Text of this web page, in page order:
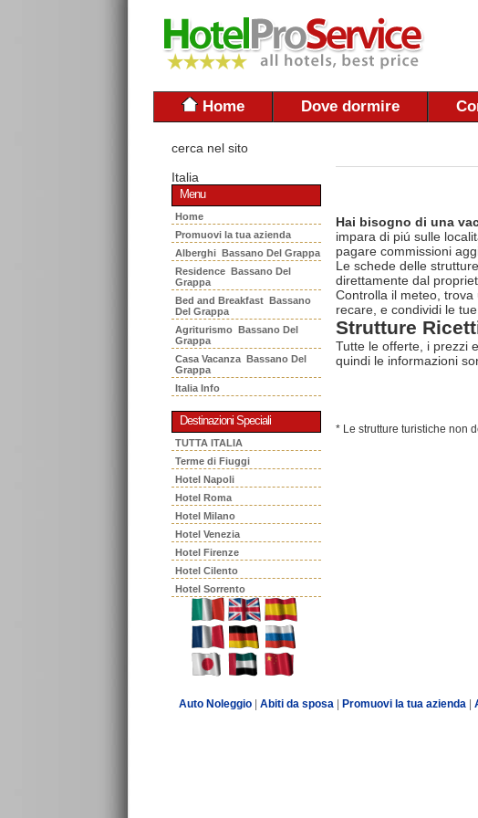
Home Dove dormire
cerca nel sito
Italia
Menu
Home
Promuovi la tua azienda
Alberghi Bassano Del Grappa
Residence Bassano Del
Grappa
Bed and Breakfast Bassano
Del Grappa
Agriturismo Bassano Del
Grappa
Casa Vacanza Bassano Del
Grappa
Italia Info
Destinazioni Speciali
TUTTA ITALIA
Terme di Fiuggi
Hotel Napoli
Hotel Roma
Hotel Milano
Hotel Venezia
Hotel Firenze
Hotel Cilento
Hotel Sorrento
Hai bisogno di una
impara di piú sulle
pagare commissioni
Le schede delle
direttamente dal
Controlla il meteo, trova
recare, e condividi le
Strutture
Tutte le offerte, i prezzi
quindi le informazioni
* Le strutture turistiche non
Auto Noleggio Abiti da sposa Promuovi la tua azienda